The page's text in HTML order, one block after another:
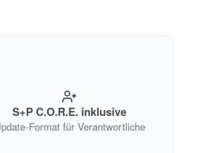
S+P C.O.R.E. inklusive
Format für Verantwortliche